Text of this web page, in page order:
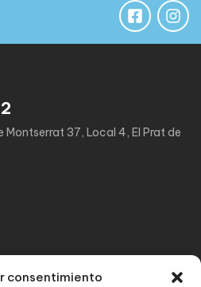
consentimiento
Montserrat 37, Local 4, El Prat de